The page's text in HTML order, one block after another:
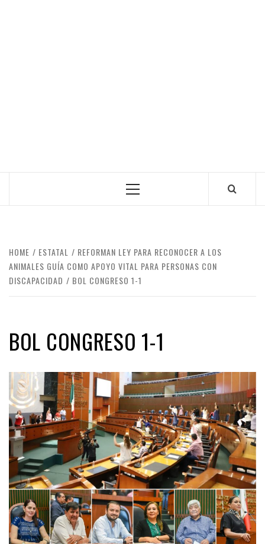
Primary
HOME ESTATAL
REFORMAN LEY PARA RECONOCER A LOS
ANIMALES GUÍA COMO APOYO VITAL PARA PERSONAS CON
DISCAPACIDAD
BOL CONGRESO 1-1
BOL CONGRESO 1-1